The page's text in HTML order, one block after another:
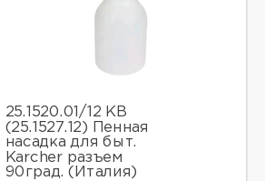
25.1520.01/12 КВ
(25.1527.12) Пенная
насадка для быт.
Karcher разъем
90град. (Италия)